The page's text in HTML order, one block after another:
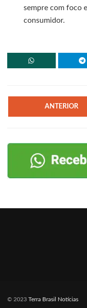
sempre com foco
consumidor.
ANTERIOR
© 2023 Terra Brasil Notícias